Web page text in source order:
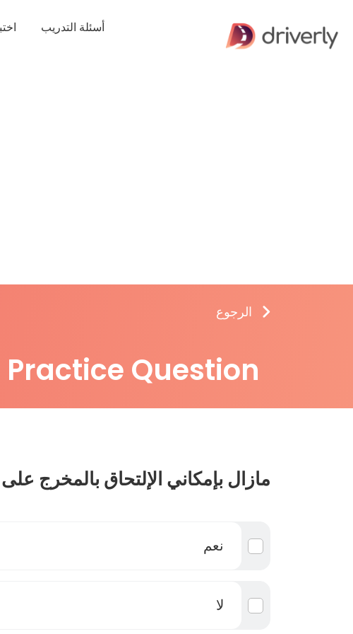
أسئلة التدريب
الرجوع
Practice Question
مازال بإمكاني الإلتحاق بالمخرج
نعم
لا